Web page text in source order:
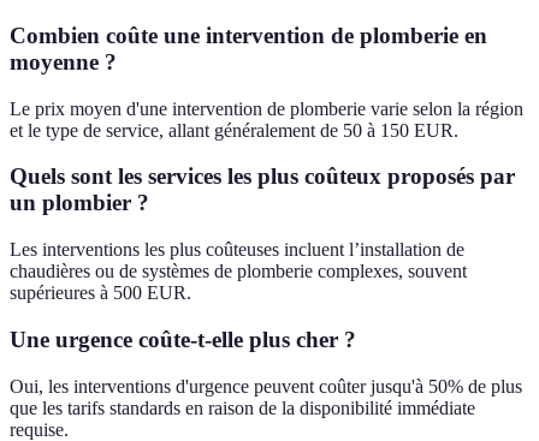
Combien coûte une intervention de plomberie en
moyenne ?
Le prix moyen d'une intervention de plomberie varie selon la région
et le type de service, allant généralement de 50 à 150 EUR.
Quels sont les services les plus coûteux proposés par
un plombier ?
Les interventions les plus coûteuses incluent l’installation de
chaudières ou de systèmes de plomberie complexes, souvent
supérieures à 500 EUR.
Une urgence coûte-t-elle plus cher ?
Oui, les interventions d'urgence peuvent coûter jusqu'à 50% de plus
que les tarifs standards en raison de la disponibilité immédiate
requise.